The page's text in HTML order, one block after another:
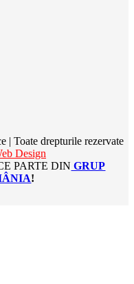
Toate drepturile rezervate
Design
PARTE DIN GRUP
!